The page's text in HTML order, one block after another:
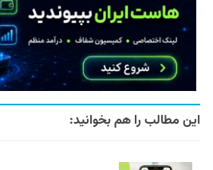
این مطالب را هم بخوانید: